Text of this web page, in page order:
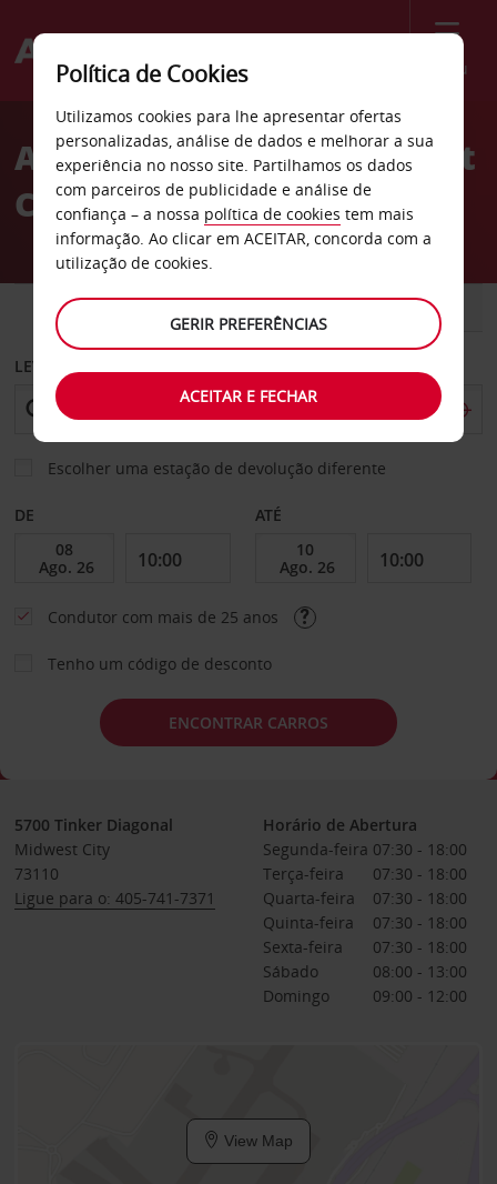
Menu
Welcome
AvisAluguer de carros Midwest
City
CARRO COMERCIAIS
LEVANTAR EM
Escolher uma estação de devolução diferente
DE ATÉ
Condutor com mais de 25 anos
Tenho um código de desconto
ENCONTRAR CARROS
5700 Tinker Diagonal
Midwest City
73110
Ligue para o: 405-741-7371
Horário de Abertura
Segunda-feira 07:30 - 18:00
Terça-feira
07:30 - 18:00
Quarta-feira
07:30 - 18:00
Quinta-feira
07:30 - 18:00
Sexta-feira
07:30 - 18:00
Sábado
08:00 - 13:00
Domingo
09:00 - 12:00
View Map
Política de Cookies
Utilizamos cookies para lhe apresentar ofertas
personalizadas, análise de dados e melhorar a sua
experiência no nosso site. Partilhamos os dados
com parceiros de publicidade e análise de
confiança – a nossa política de cookies tem mais
informação. Ao clicar em ACEITAR, concorda com a
utilização de cookies.
GERIR PREFERÊNCIAS
ACEITAR E FECHAR